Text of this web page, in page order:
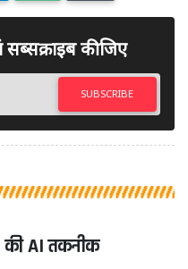
कीजिए
SUBSCRIBE
की AI तकनीक